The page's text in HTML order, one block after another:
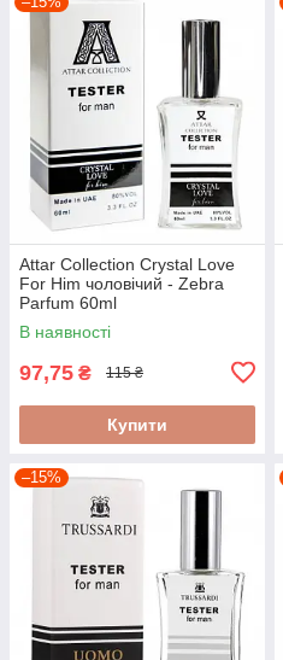
Attar Collection Crystal Love
For Him чоловічий - Zebra
Parfum 60ml
В наявності
97,75 ₴ 115 ₴
Купити
–15%